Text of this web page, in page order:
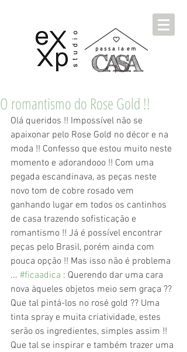
O romantismo do Rose Gold !!
Olá queridos !! Impossível não se
apaixonar pelo Rose Gold no décor e na
moda !! Confesso que estou muito neste
momento e adorandooo !! Com uma
pegada escandinava, as peças neste
novo tom de cobre rosado vem
ganhando lugar em todos os cantinhos
de casa trazendo sofisticação e
romantismo !! Já é possível encontrar
peças pelo Brasil, porém ainda com
pouca opção !! Mas isso não é problema
... #ficaadica : Querendo dar uma cara
nova àqueles objetos meio sem graça ??
Que tal pintá-los no rosé gold ?? Uma
tinta spray e muita criatividade, estes
serão os ingredientes, simples assim !!
Que tal se inspirar e também trazer uma